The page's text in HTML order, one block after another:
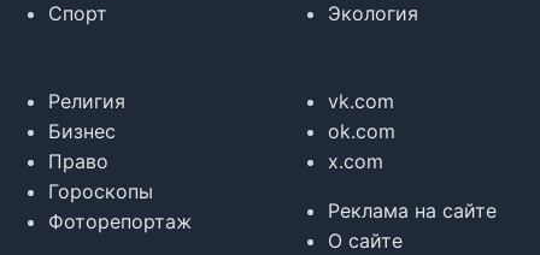
Спорт
Экология
Религия
Бизнес
Право
Гороскопы
Фоторепортаж
vk.com
ok.com
x.com
Реклама на сайте
О сайте